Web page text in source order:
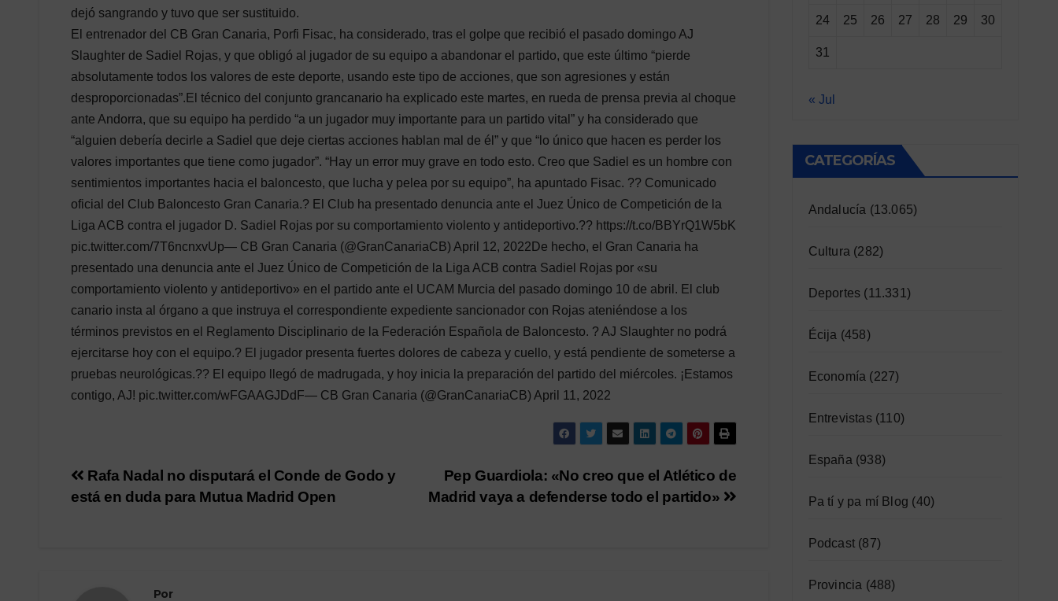
dejó sangrando y tuvo que ser sustituido.
El entrenador del CB Gran Canaria, Porfi Fisac, ha considerado, tras el golpe que recibió el pasado domingo AJ
Slaughter de Sadiel Rojas, y que obligó al jugador de su equipo a abandonar el partido, que este último “pierde
absolutamente todos los valores de este deporte, usando este tipo de acciones, que son agresiones y están
desproporcionadas”.El técnico del conjunto grancanario ha explicado este martes, en rueda de prensa previa al choque
ante Andorra, que su equipo ha perdido “a un jugador muy importante para un partido vital” y ha considerado que
“alguien debería decirle a Sadiel que deje ciertas acciones hablan mal de él” y que “lo único que hacen es perder los
valores importantes que tiene como jugador”. “Hay un error muy grave en todo esto. Creo que Sadiel es un hombre con
sentimientos importantes hacia el baloncesto, que lucha y pelea por su equipo”, ha apuntado Fisac. ?? Comunicado
oficial del Club Baloncesto Gran Canaria.? El Club ha presentado denuncia ante el Juez Único de Competición de la
Liga ACB contra el jugador D. Sadiel Rojas por su comportamiento violento y antideportivo.?? https://t.co/BBYrQ1W5bK
pic.twitter.com/7T6ncnxvUp— CB Gran Canaria (@GranCanariaCB) April 12, 2022De hecho, el Gran Canaria ha
presentado una denuncia ante el Juez Único de Competición de la Liga ACB contra Sadiel Rojas por «su
comportamiento violento y antideportivo» en el partido ante el UCAM Murcia del pasado domingo 10 de abril. El club
canario insta al órgano a que instruya el correspondiente expediente sancionador con Rojas ateniéndose a los
términos previstos en el Reglamento Disciplinario de la Federación Española de Baloncesto. ? AJ Slaughter no podrá
ejercitarse hoy con el equipo.? El jugador presenta fuertes dolores de cabeza y cuello, y está pendiente de someterse a
pruebas neurológicas.?? El equipo llegó de madrugada, y hoy inicia la preparación del partido del miércoles. ¡Estamos
contigo, AJ! pic.twitter.com/wFGAAGJDdF— CB Gran Canaria (@GranCanariaCB) April 11, 2022
Navegación
Pep Guardiola: «No creo que el Atlético de
Madrid vaya a defenderse todo el partido»
Rafa Nadal no disputará el Conde de Godo y
está en duda para Mutua Madrid Open
Por
24 25 26 27 28 29 30
31
« Jul
CATEGORÍAS
Andalucía (13.065)
Cultura (282)
Deportes (11.331)
Écija (458)
Economía (227)
Entrevistas(110)
España (938)
Pa tí y pa mí Blog (40)
Podcast(87)
Provincia (488)